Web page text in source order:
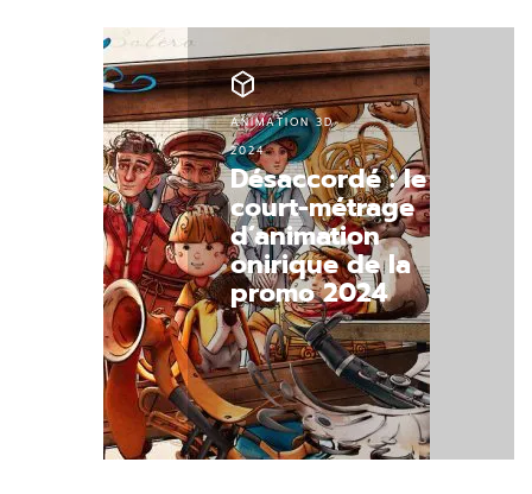
ANIMATION 3D
2024
Désaccordé : le
court-métrage
d’animation
onirique de la
promo 2024
Découvrir.